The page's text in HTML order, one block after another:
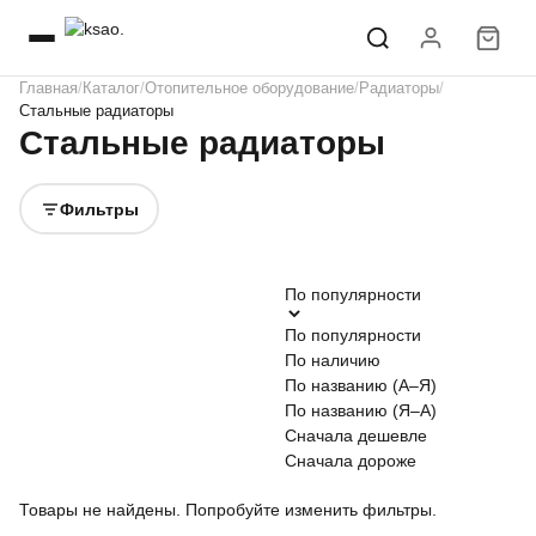
Главная Каталог Отопительное оборудование Радиаторы
Стальные радиаторы
Стальные радиаторы
Фильтры
По популярности
По популярности
По наличию
По названию (А–Я)
По названию (Я–А)
Сначала дешевле
Сначала дороже
Товары не найдены. Попробуйте изменить фильтры.